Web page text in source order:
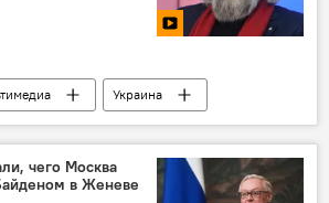
Украина
поток - 2" - труба раздора
Михаил Погребинский
чего Москва
в Женеве